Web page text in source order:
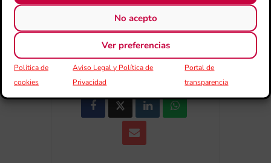
No acepto
Ver preferencias
Política de
cookies
Aviso Legal y Política de
Privacidad
Portal de
transparencia
COMPARTIR ESTE EVENTO